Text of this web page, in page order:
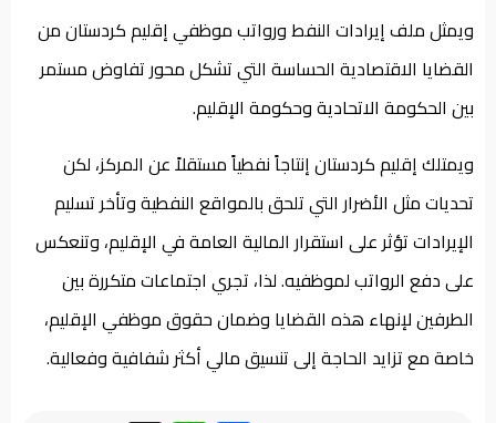
ويمثل ملف إيرادات النفط ورواتب موظفي إقليم كردستان من
القضايا الاقتصادية الحساسة التي تشكل محور تفاوض مستمر
بين الحكومة الاتحادية وحكومة الإقليم.
ويمتلك إقليم كردستان إنتاجاً نفطياً مستقلاً عن المركز، لكن
تحديات مثل الأضرار التي تلحق بالمواقع النفطية وتأخر تسليم
الإيرادات تؤثر على استقرار المالية العامة في الإقليم، وتنعكس
على دفع الرواتب لموظفيه. لذا، تجري اجتماعات متكررة بين
الطرفين لإنهاء هذه القضايا وضمان حقوق موظفي الإقليم،
خاصة مع تزايد الحاجة إلى تنسيق مالي أكثر شفافية وفعالية.